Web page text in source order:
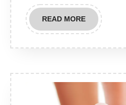
READ MOREREAD
MORE